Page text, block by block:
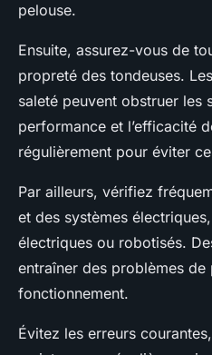
pelouse.
Ensuite, assurez-vous de
propreté des tondeuses.
saleté peuvent obstruer les
performance et l’efficacité
régulièrement pour éviter
Par ailleurs, vérifiez
et des systèmes
électriques ou robotisés.
entraîner des problèmes de
fonctionnement.
Évitez les erreurs